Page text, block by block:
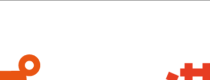
大阪(高槻・茨木・吹田・
＆ディナー情報更新中！